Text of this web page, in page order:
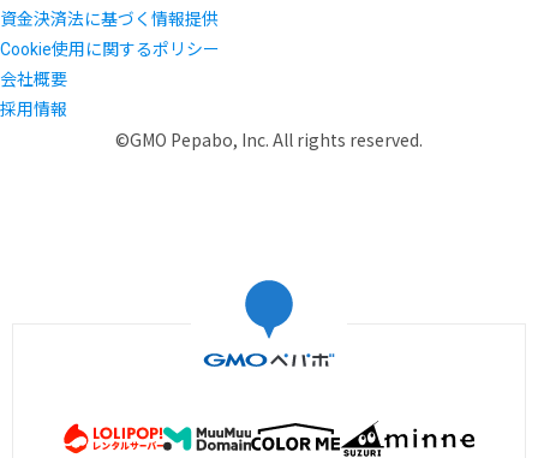
資金決済法に基づく情報提供
Cookie使用に関するポリシー
会社概要
採用情報
©GMO Pepabo, Inc. All rights reserved.